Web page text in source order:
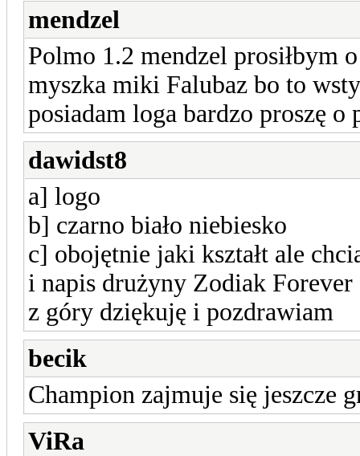
mendzel
Polmo 1.2 mendzel prosiłbym
myszka miki Falubaz bo to
posiadam loga bardzo proszę o
dawidst8
a] logo
b] czarno biało niebiesko
c] obojętnie jaki kształt ale
i napis drużyny Zodiak Forever
z góry dziękuję i pozdrawiam
becik
Champion zajmuje się jeszcze
ViRa